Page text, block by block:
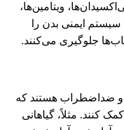
ویتامین‌ها،
ایمنی بدن را
جلوگیری می‌کنند.
و ضداضطراب هستند که
کنند. مثلاً، گیاهانی